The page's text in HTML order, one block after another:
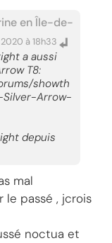
en Île-de-
à 18h33
a aussi
T8:
showth
Arrow-
depuis
mal
passé , jcrois
noctua et